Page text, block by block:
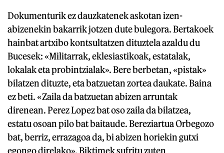
Dokumenturik ez dauzkatenek askotan izen-
abizenekin bakarrik jotzen dute bulegora. Bertakoek
hainbat artxibo kontsultatzen dituztela azaldu du
Bucesek: «Militarrak, eklesiastikoak, estatalak,
lokalak eta probintzialak». Bere berbetan, «pistak»
bilatzen dituzte, eta batzuetan zortea daukate. Baina
ez beti. «Zaila da batzuetan abizen arruntak
direnean. Perez Lopez bat oso zaila da bilatzea,
estatu osoan pilo bat baitaude. Bereziartua Orbegozo
bat, berriz, errazagoa da, bi abizen horiekin gutxi
egongo direlako». Biktimek sufritu zuten